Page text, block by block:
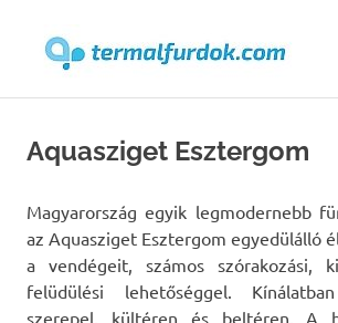
content
Aquasziget Esztergom
Magyarország egyik legmodernebb
az Aquasziget Esztergom egyedülálló
a vendégeit, számos szórakozási,
felüdülési lehetőséggel.
szerepel, kültéren és beltéren. A